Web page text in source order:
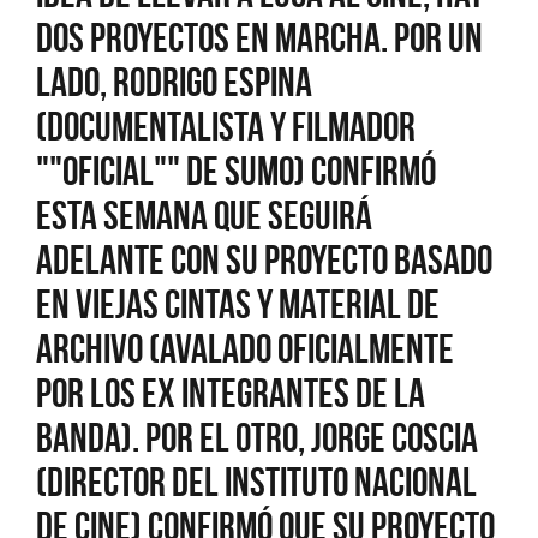
dos proyectos en marcha. Por un
lado, Rodrigo Espina
(documentalista y filmador
""oficial"" de Sumo) confirmó
esta semana que seguirá
adelante con su proyecto basado
en viejas cintas y material de
archivo (avalado oficialmente
por los ex integrantes de la
banda). Por el otro, Jorge Coscia
(director del Instituto Nacional
de Cine) confirmó que su proyecto